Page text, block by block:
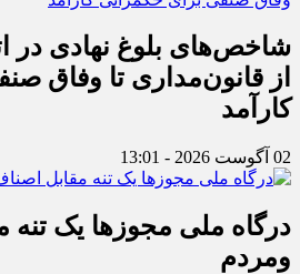
شاخص‌های بلوغ نهادی در
از قانون‌مداری تا وفاق
کارآمد
02 آگوست 2026 - 13:01
درگاه ملی مجوزها یک تنه
ومردم